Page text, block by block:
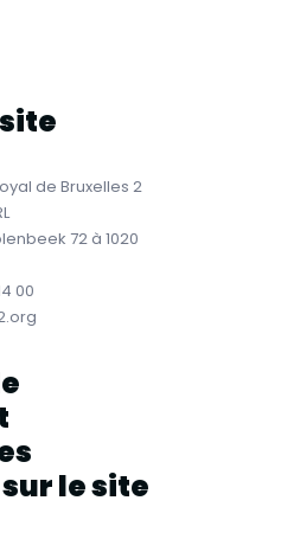
de Bruxelles 2
72 à 1020
00
le site